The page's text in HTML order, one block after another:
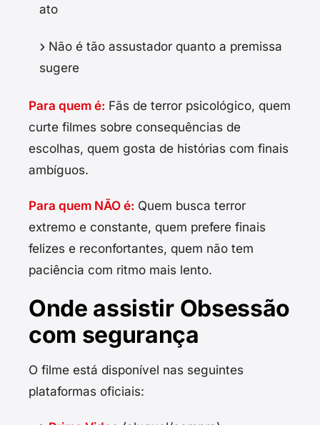
ato
Não é tão assustador quanto a premissa
sugere
Para quem é: Fãs de terror psicológico, quem
curte filmes sobre consequências de
escolhas, quem gosta de histórias com finais
ambíguos.
Para quem NÃO é: Quem busca terror
extremo e constante, quem prefere finais
felizes e reconfortantes, quem não tem
paciência com ritmo mais lento.
Onde assistir Obsessão
com segurança
O filme está disponível nas seguintes
plataformas oficiais: